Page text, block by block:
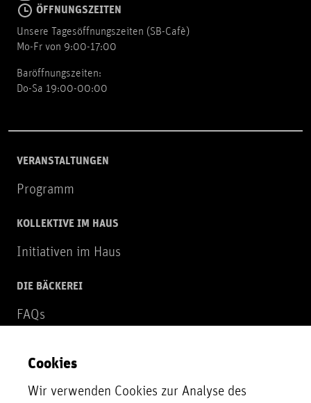
ÖFFNUNGSZEITEN
Unsere Tagesöffnungszeiten (SB-Cafè)
Mo-Fr von 9:00-17:00
Baröffnungszeiten:
Do-Sa 19:00-00:00
VERANSTALTUNGEN
Programm
KOLLEKTIVE IM HAUS
Initiativen im Haus
DIE BÄCKEREI
FAQs
NEWSLETTER
Zur Newsletter Anmeldung
Cookies
Wir verwenden Cookies zur Analyse des